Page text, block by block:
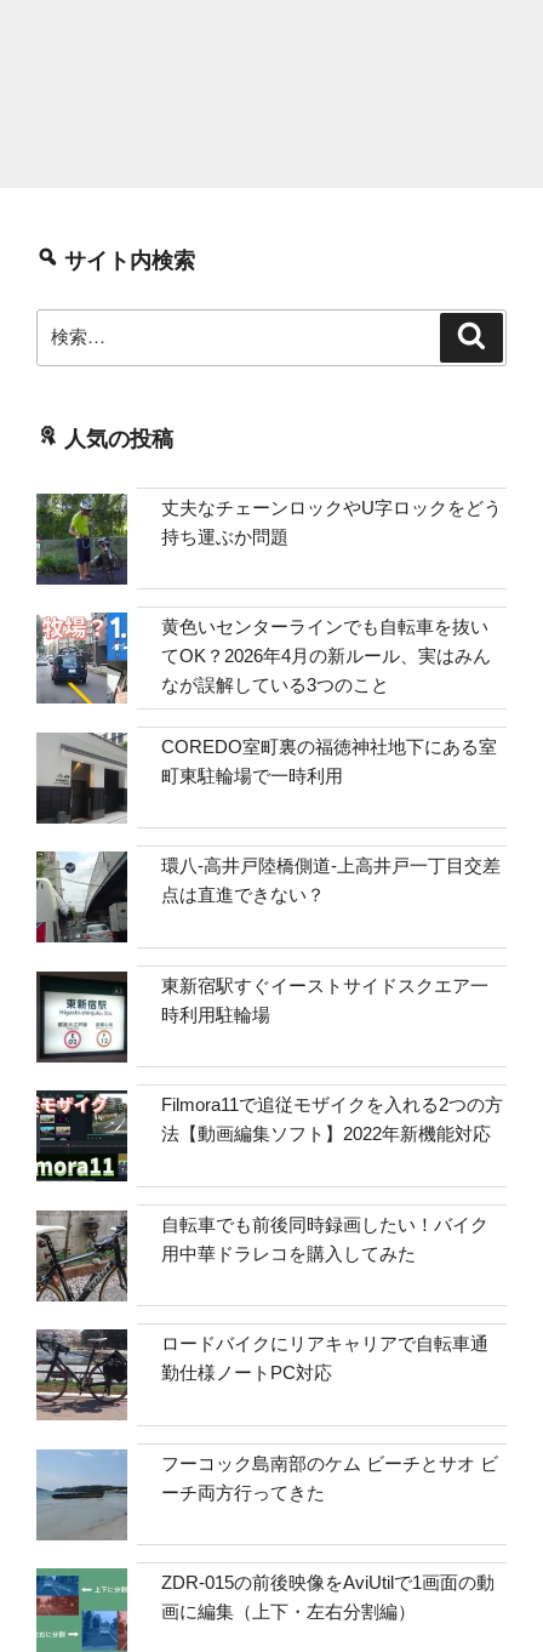
サイト内検索
索:
人気の投稿
丈夫なチェーンロックやU字ロックをどう
持ち運ぶか問題
黄色いセンターラインでも自転車を抜い
てOK？2026年4月の新ルール、実はみん
なが誤解している3つのこと
COREDO室町裏の福徳神社地下にある室
町東駐輪場で一時利用
環八-高井戸陸橋側道-上高井戸一丁目交差
点は直進できない？
東新宿駅すぐイーストサイドスクエア一
時利用駐輪場
Filmora11で追従モザイクを入れる2つの方
法【動画編集ソフト】2022年新機能対応
自転車でも前後同時録画したい！バイク
用中華ドラレコを購入してみた
ロードバイクにリアキャリアで自転車通
勤仕様ノートPC対応
フーコック島南部のケム ビーチとサオ ビ
ーチ両方行ってきた
ZDR-015の前後映像をAviUtilで1画面の動
画に編集（上下・左右分割編）